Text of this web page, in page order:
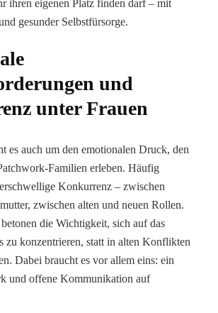
ihren eigenen Platz finden darf – mit
gesunder Selbstfürsorge.
und
unter Frauen
es auch um den emotionalen Druck, den
Familien erleben. Häufig
Konkurrenz – zwischen
zwischen alten und neuen Rollen.
die Wichtigkeit, sich auf das
zu konzentrieren, statt in alten Konflikten
Dabei braucht es vor allem eins: ein
und offene Kommunikation auf